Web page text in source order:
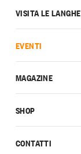
CONTATTI
VISITA LE LANGHE
EVENTI
MAGAZINE
SHOP